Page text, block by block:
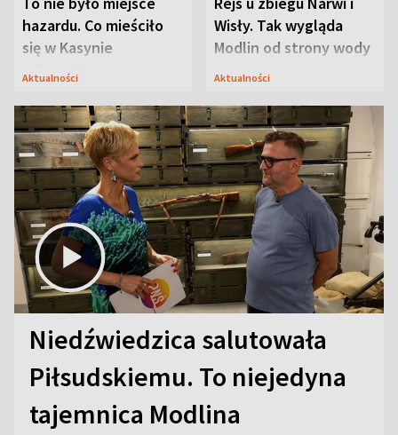
hazardu. Co mieściło
się w Kasynie
Oficerskim?
Aktualności
Wisły. Tak wygląda
Modlin od strony wody
Aktualności
Niedźwiedzica salutowała
Piłsudskiemu. To niejedyna
tajemnica Modlina